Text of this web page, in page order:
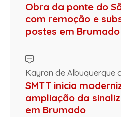
Obra da ponte do
com remoção e
postes em Brumado
Kayran de Albuquerque
SMTT inicia
ampliação da
em Brumado